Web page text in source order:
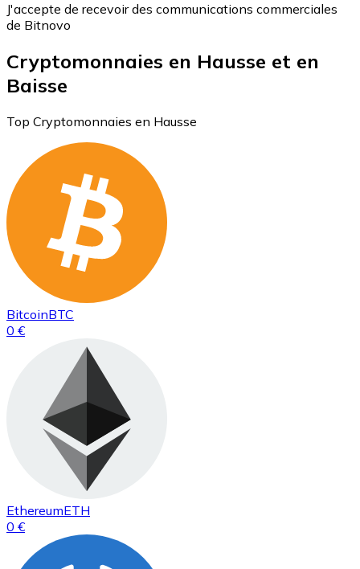
J'accepte de recevoir des communications commerciales
de Bitnovo
Cryptomonnaies en Hausse et en
Baisse
Top Cryptomonnaies en Hausse
BitcoinBTC
0 €
EthereumETH
0 €